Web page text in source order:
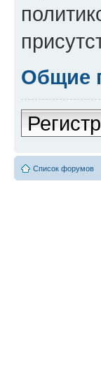
Общие
Список форумов